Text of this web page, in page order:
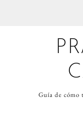
Guía de cómo